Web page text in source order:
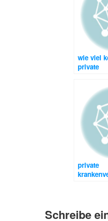
wie viel
private
private
Schreibe